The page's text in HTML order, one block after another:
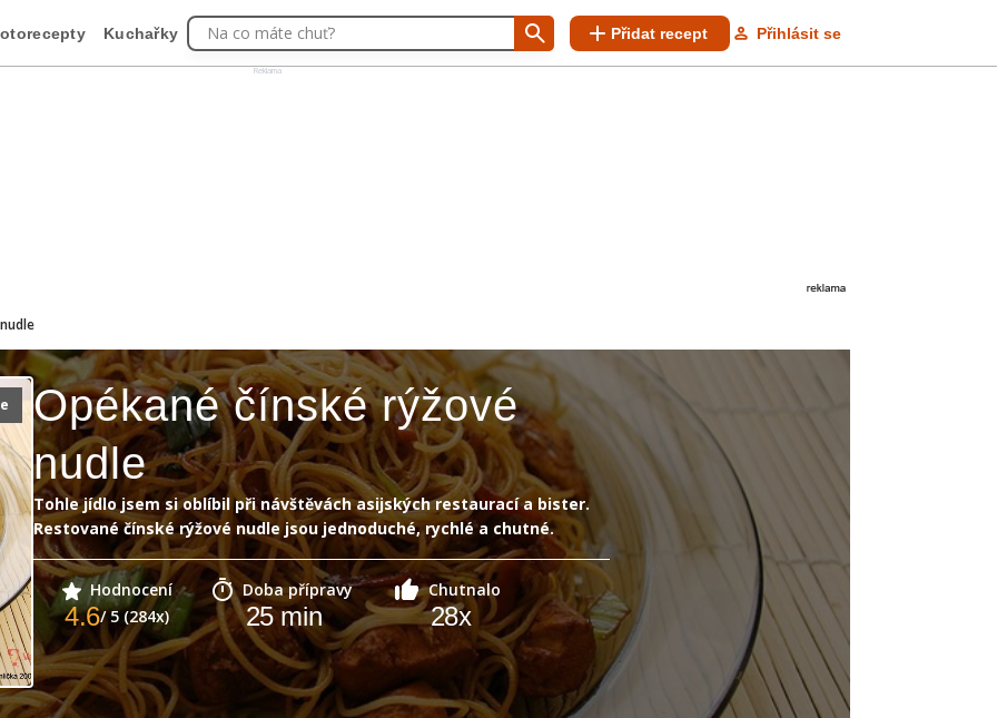
Reklama
Kuchařky Na co máte chuť? Přidat recept Přihlásit se
Opékané čínské rýžové
nudle
Tohle jídlo jsem si oblíbil při návštěvách asijských restaurací a bister.
Restované čínské rýžové nudle jsou jednoduché, rychlé a chutné.
Hodnocení
4.6/ 5 (284x)
Doba přípravy
25min
Chutnalo
28x